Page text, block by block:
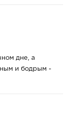
дне, а
и бодрым -